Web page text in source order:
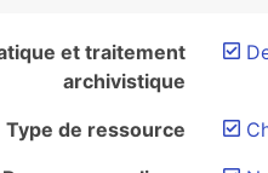
et traitement
archivistique
Type de ressource